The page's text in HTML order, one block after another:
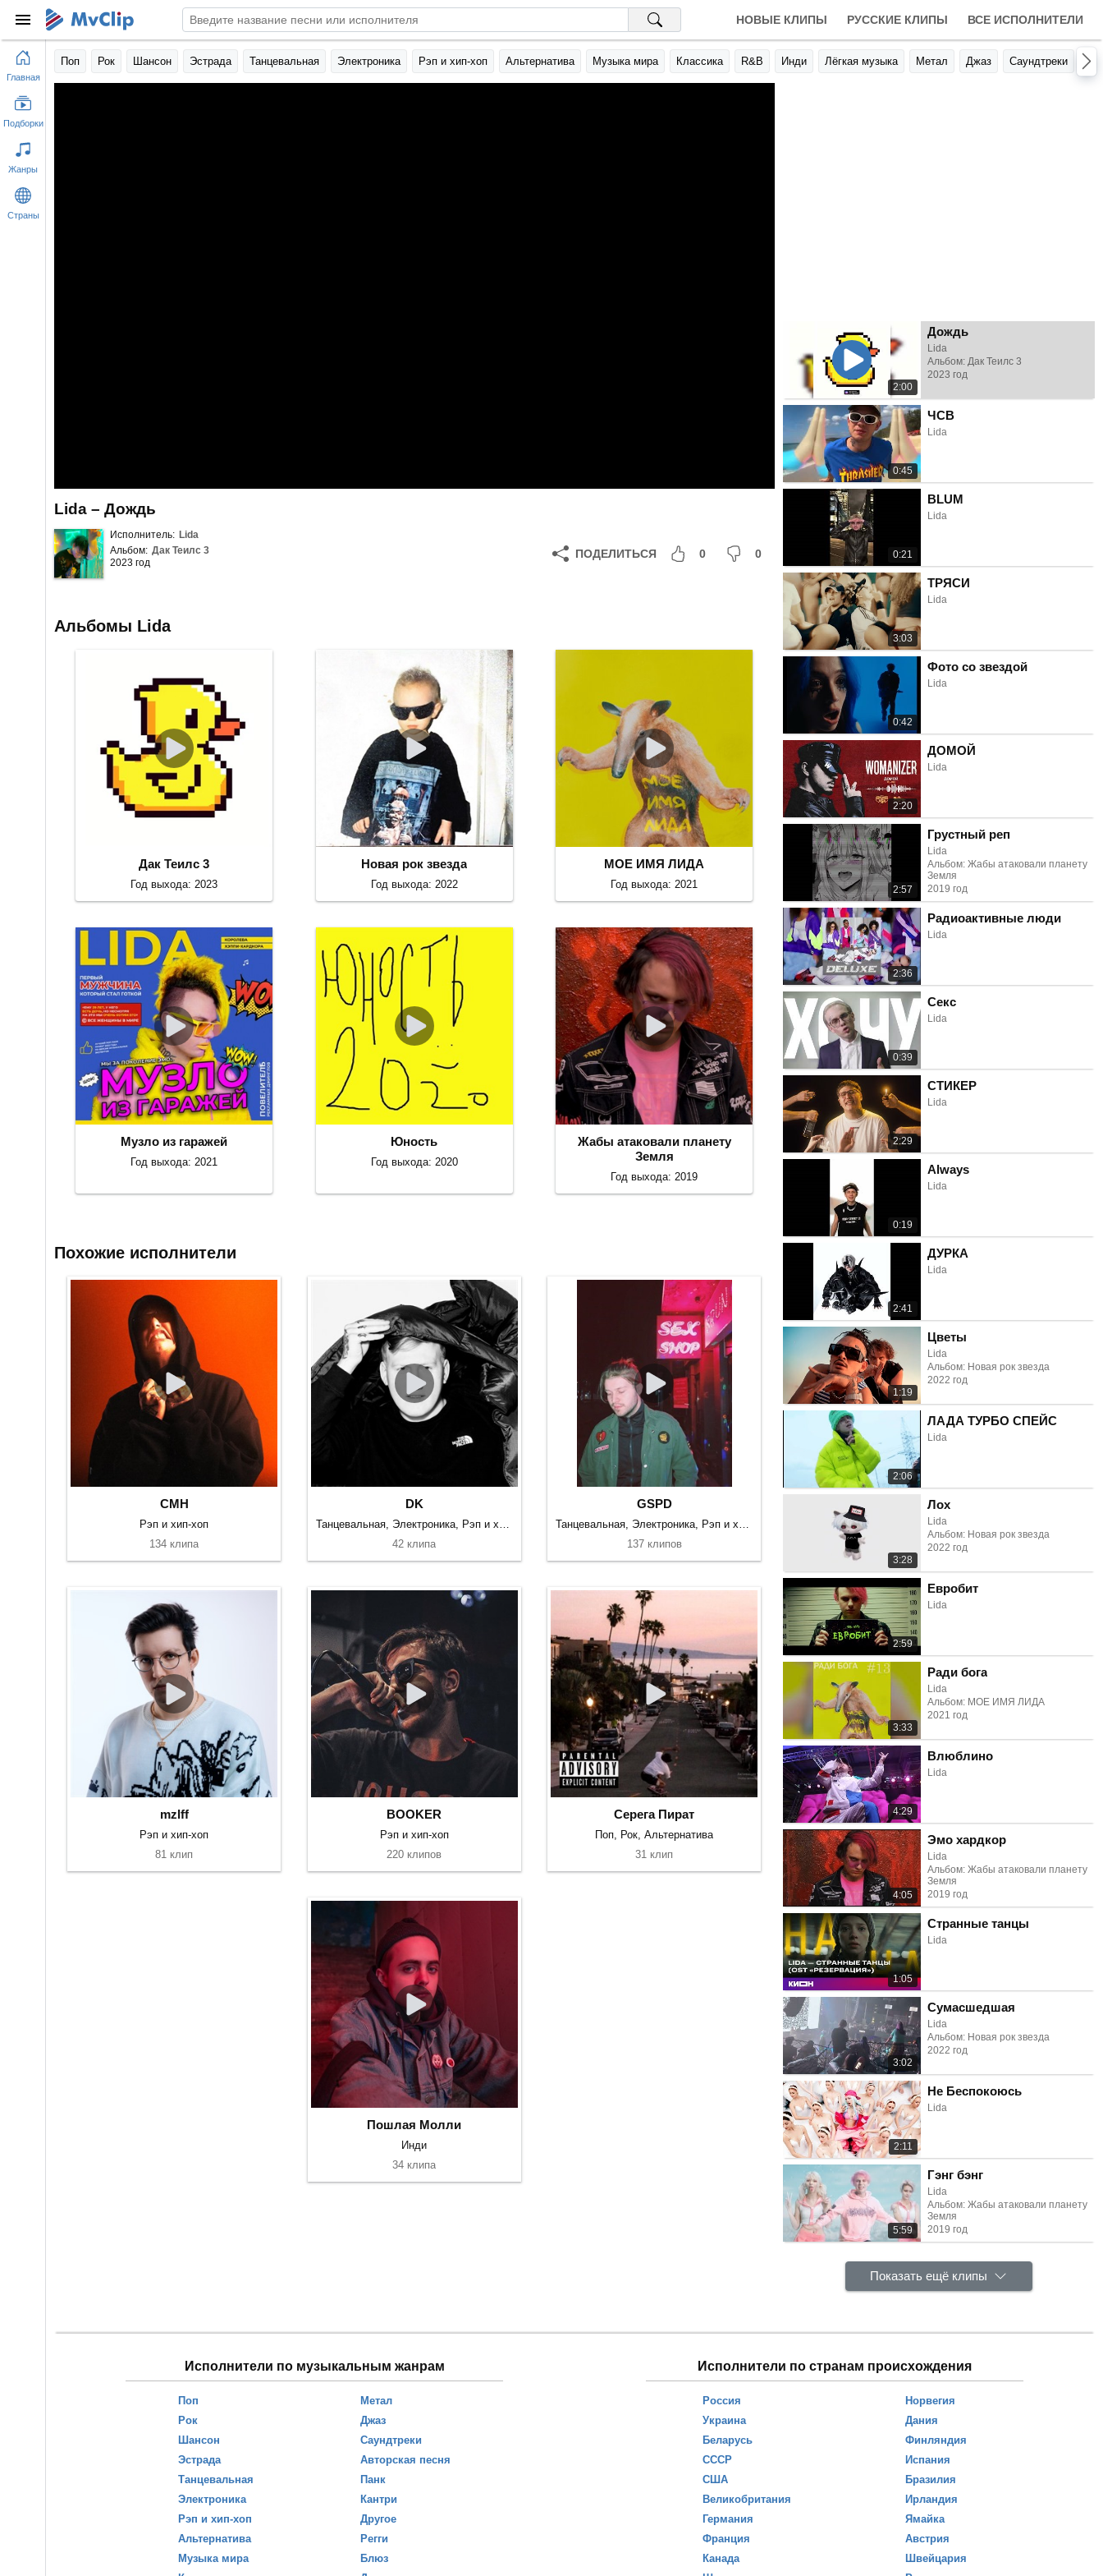
НОВЫЕ КЛИПЫ РУССКИЕ КЛИПЫ ВСЕ ИСПОЛНИТЕЛИ
Поп Рок Шансон Эстрада Танцевальная Электроника Рэп и хип-хоп Альтернатива Музыка мира Классика R&B Инди Лёгкая музыка Метал Джаз Саундтреки
Lida – Дождь
Исполнитель: Lida
Альбом: Дак Теилс 3
2023 год
ПОДЕЛИТЬСЯ 0 0
2:00
Дождь
Lida
Альбом: Дак Теилс 3
2023 год
0:45
ЧСВ
Lida
0:21
BLUM
Lida
3:03
ТРЯСИ
Lida
0:42
Фото со звездой
Lida
2:20
ДОМОЙ
Lida
2:57
Грустный реп
Lida
Альбом: Жабы атаковали планету
Земля
2019 год
2:36
Радиоактивные люди
Lida
0:39
Секс
Lida
2:29
СТИКЕР
Lida
0:19
Always
Lida
2:41
ДУРКА
Lida
1:19
Цветы
Lida
Альбом: Новая рок звезда
2022 год
2:06
ЛАДА ТУРБО СПЕЙС
Lida
3:28
Лох
Lida
Альбом: Новая рок звезда
2022 год
2:59
Евробит
Lida
3:33
Ради бога
Lida
Альбом: МОЕ ИМЯ ЛИДА
2021 год
4:29
Влюблино
Lida
4:05
Эмо хардкор
Lida
Альбом: Жабы атаковали планету
Земля
2019 год
1:05
Странные танцы
Lida
3:02
Сумасшедшая
Lida
Альбом: Новая рок звезда
2022 год
2:11
Не Беспокоюсь
Lida
5:59
Гэнг бэнг
Lida
Альбом: Жабы атаковали планету
Земля
2019 год
Показать ещё клипы
Альбомы Lida
Дак Теилс 3
Год выхода: 2023
Новая рок звезда
Год выхода: 2022
МОЕ ИМЯ ЛИДА
Год выхода: 2021
Музло из гаражей
Год выхода: 2021
Юность
Год выхода: 2020
Жабы атаковали планету
Земля
Год выхода: 2019
Похожие исполнители
CMH
Рэп и хип-хоп
134 клипа
DK
42 клипа
GSPD
137 клипов
mzlff
Рэп и хип-хоп
81 клип
BOOKER
Рэп и хип-хоп
220 клипов
Серега Пират
Поп, Рок, Альтернатива
31 клип
Пошлая Молли
Инди
34 клипа
Исполнители по музыкальным жанрам
Поп
Рок
Шансон
Эстрада
Танцевальная
Электроника
Рэп и хип-хоп
Альтернатива
Музыка мира
Метал
Джаз
Саундтреки
Авторская песня
Панк
Кантри
Другое
Регги
Блюз
Исполнители по странам происхождения
Россия
Украина
Беларусь
СССР
США
Великобритания
Германия
Франция
Канада
Норвегия
Дания
Финляндия
Испания
Бразилия
Ирландия
Ямайка
Австрия
Швейцария
Главная
Подборки
Жанры
Страны